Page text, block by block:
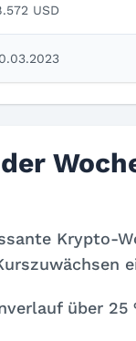
USD
Krypto-
über